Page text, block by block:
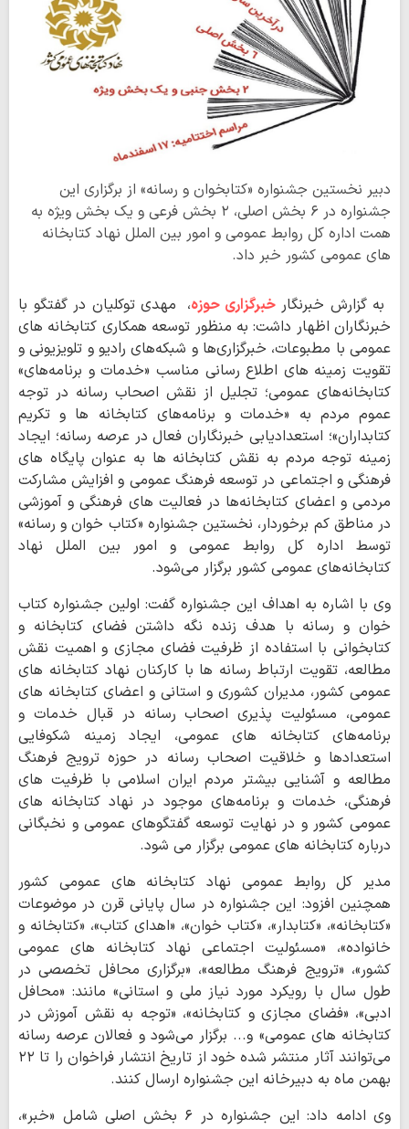
دبیر نخستین جشنواره «کتابخوان و رسانه» از برگزاری این
جشنواره در ۶ بخش اصلی، ۲ بخش فرعی و یک بخش ویژه به
همت اداره کل روابط عمومی و امور بین الملل نهاد کتابخانه
های عمومی کشور خبر داد.
به گزارش خبرنگارخبرگزاری حوزه، مهدی توکلیان در گفتگو با
خبرنگاران اظهار داشت: به منظور توسعه همکاری کتابخانه های
عمومی با مطبوعات، خبرگزاری‌ها و شبکه‌های رادیو و تلویزیونی و
تقویت زمینه های اطلاع رسانی مناسب «خدمات و برنامه‌های»
کتابخانه‌های عمومی؛ تجلیل از نقش اصحاب رسانه در توجه
عموم مردم به «خدمات و برنامه‌های کتابخانه ها و تکریم
کتابداران»؛ استعدادیابی خبرنگاران فعال در عرصه رسانه؛ ایجاد
زمینه توجه مردم به نقش کتابخانه ها به عنوان پایگاه های
فرهنگی و اجتماعی در توسعه فرهنگ عمومی و افزایش مشارکت
مردمی و اعضای کتابخانه‌ها در فعالیت های فرهنگی و آموزشی
در مناطق کم برخوردار، نخستین جشنواره «کتاب خوان و رسانه»
توسط اداره کل روابط عمومی و امور بین الملل نهاد
کتابخانه‌های عمومی کشور برگزار می‌شود.
وی با اشاره به اهداف این جشنواره گفت: اولین جشنواره کتاب
خوان و رسانه با هدف زنده نگه داشتن فضای کتابخانه و
کتابخوانی با استفاده از ظرفیت فضای مجازی و اهمیت نقش
مطالعه، تقویت ارتباط رسانه ها با کارکنان نهاد کتابخانه های
عمومی کشور، مدیران کشوری و استانی و اعضای کتابخانه های
عمومی، مسئولیت پذیری اصحاب رسانه در قبال خدمات و
برنامه‌های کتابخانه های عمومی، ایجاد زمینه شکوفایی
استعدادها و خلاقیت اصحاب رسانه در حوزه ترویج فرهنگ
مطالعه و آشنایی بیشتر مردم ایران اسلامی با ظرفیت های
فرهنگی، خدمات و برنامه‌های موجود در نهاد کتابخانه های
عمومی کشور و در نهایت توسعه گفتگوهای عمومی و نخبگانی
درباره کتابخانه های عمومی برگزار می شود.
مدیر کل روابط عمومی نهاد کتابخانه های عمومی کشور
همچنین افزود: این جشنواره در سال پایانی قرن در موضوعات
«کتابخانه»، «کتابدار»، «کتاب خوان»، «اهدای کتاب»، «کتابخانه و
خانواده»، «مسئولیت اجتماعی نهاد کتابخانه های عمومی
کشور»، «ترویج فرهنگ مطالعه»، «برگزاری محافل تخصصی در
طول سال با رویکرد مورد نیاز ملی و استانی» مانند: «محافل
ادبی»، «فضای مجازی و کتابخانه»، «توجه به نقش آموزش در
کتابخانه های عمومی» و... برگزار می‌شود و فعالان عرصه رسانه
می‌توانند آثار منتشر شده خود از تاریخ انتشار فراخوان را تا ۲۲
بهمن ماه به دبیرخانه این جشنواره ارسال کنند.
وی ادامه داد: این جشنواره در ۶ بخش اصلی شامل «خبر»،